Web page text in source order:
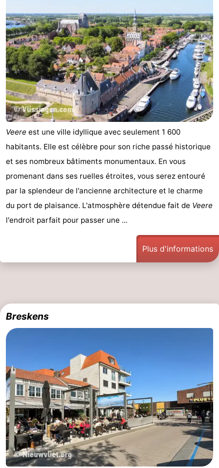
Veere est une ville idyllique avec seulement 1 600
habitants. Elle est célèbre pour son riche passé historique
et ses nombreux bâtiments monumentaux. En vous
promenant dans ses ruelles étroites, vous serez entouré
par la splendeur de l'ancienne architecture et le charme
du port de plaisance. L'atmosphère détendue fait de Veere
l'endroit parfait pour passer une ...
Plus d'informations
Breskens